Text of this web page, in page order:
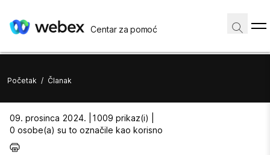
Centar za pomoć
Početak / Članak
09. prosinca 2024. |
1009 prikaz(i) |
0 osobe(a) su to označile kao korisno